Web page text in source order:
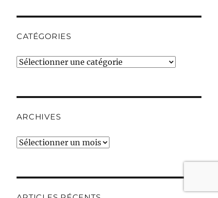
CATÉGORIES
Catégories
ARCHIVES
Archives